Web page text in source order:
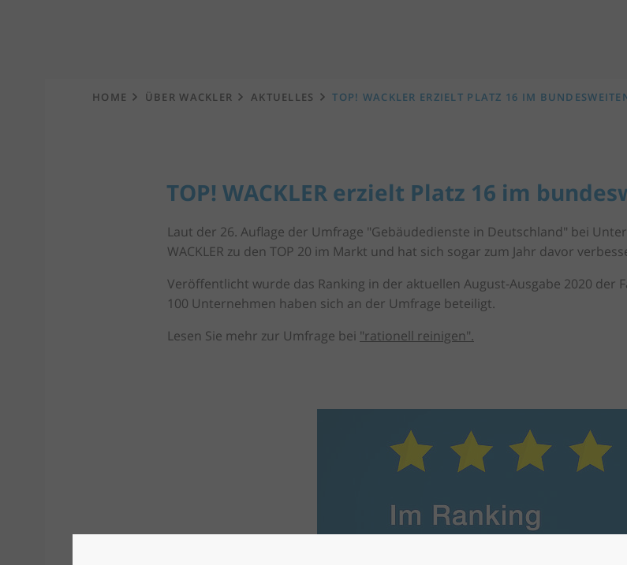
HOME ÜBER WACKLER AKTUELLES TOP! WACKLER ERZIELT PLATZ 16 IM
TOP! WACKLER erzielt Platz 16 im
Laut der 26. Auflage der Umfrage "Gebäudedienste in Deutschland" bei
WACKLER zu den TOP 20 im Markt und hat sich sogar zum Jahr davor
Veröffentlicht wurde das Ranking in der aktuellen August-Ausgabe 2020 der
100 Unternehmen haben sich an der Umfrage beteiligt.
Lesen Sie mehr zur Umfrage bei "rationell reinigen".